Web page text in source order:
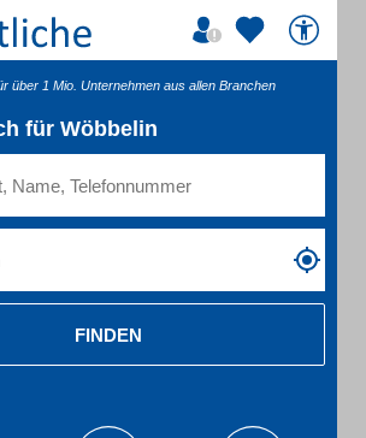
über 1 Mio. Unternehmen aus allen Branchen
für Wöbbelin
FINDEN